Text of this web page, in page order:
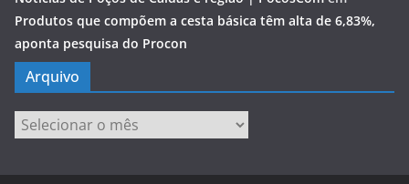
Produtos que compõem a cesta básica têm alta de 6,83%,
aponta pesquisa do Procon
Arquivo
Arquivo